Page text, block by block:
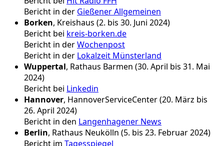
Bericht in der Gießener Allgemeinen
Borken, Kreishaus (2. bis 30. Juni 2024)
Bericht bei kreis-borken.de
Bericht in derWochenpost
Bericht in der Lokalzeit Münsterland
Wuppertal, Rathaus Barmen (30. April bis 31. Mai
2024)
Bericht bei Linkedin
Hannover, HannoverServiceCenter (20. März bis
26. April 2024)
Bericht in den Langenhagener News
Berlin, Rathaus Neukölln (5. bis 23. Februar 2024)
Bericht im Tagesspiegel